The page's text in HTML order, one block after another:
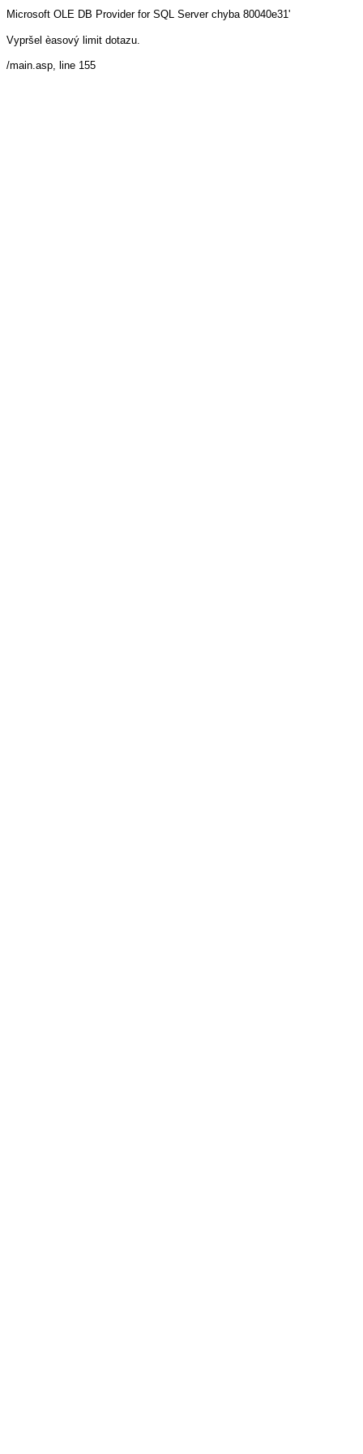
Microsoft OLE DB Provider for SQL Server chyba 80040e31'
Vypršel èasový limit dotazu.
/main.asp, line 155